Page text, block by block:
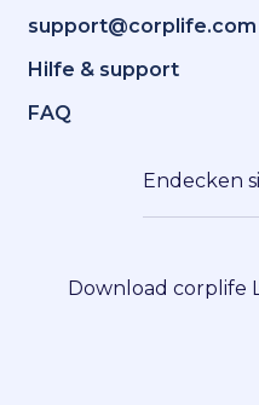
support@corplife.com
Hilfe & support
FAQ
Endecken
Download corplife